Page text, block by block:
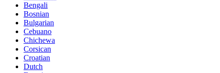
Bengali
Bosnian
Bulgarian
Cebuano
Chichewa
Corsican
Croatian
Dutch